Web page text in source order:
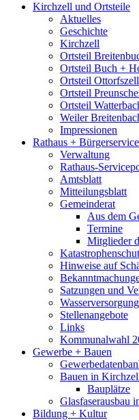
Kirchzell und Ortsteile
Aktuelles
Geschichte
Kirchzell
Ortsteil
Ortsteil Buch +
Ortsteil Ottorfszell
Ortsteil
Ortsteil
Weiler
Impressionen
Rathaus + Bürgerservice
Verwaltung
Rathaus-
Amtsblatt
Mitteilungsblatt
Gemeinderat
Aus dem
Termine
Mitglieder
Hinweise auf
Satzungen und
Stellenangebote
Links
Kommunalwahl
Gewerbe + Bauen
Bauen in
Bauplätze
Glasfaserausbau
Bildung + Kultur